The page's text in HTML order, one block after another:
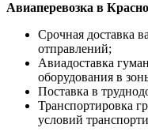
Авиаперевозка в
Срочная доставка
отправлений;
Авиадоставка
оборудования в
Поставка в
Транспортировка
условий